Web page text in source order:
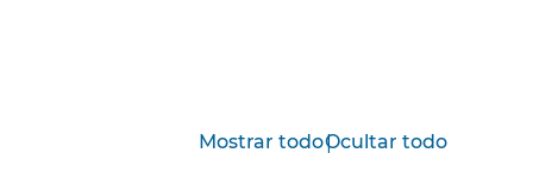
NEGOCIOS
Mostrar todo|
Ocultar todo